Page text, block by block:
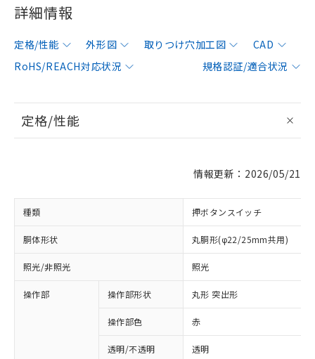
詳細情報
定格/性能 外形図 取りつけ穴加工図
CAD
RoHS/REACH対応状況
規格認証/適合状況
定格/性能
情報更新：2026/05/21
種類 押ボタンスイッチ
胴体形状 丸胴形(φ22/25mm共用)
照光/非照光 照光
操作部 操作部形状 丸形 突出形
操作部色 赤
透明/不透明 透明